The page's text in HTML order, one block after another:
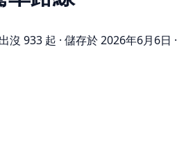
出沒 933 起 · 儲存於 2026年6月6日 ·